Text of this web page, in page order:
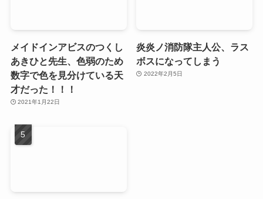
メイドインアビスのつくし
あきひと先生、色弱のため
数字で色を見分けている天
才だった！！！
2021年1月22日
炎炎ノ消防隊主人公、ラス
ボスになってしまう
2022年2月5日